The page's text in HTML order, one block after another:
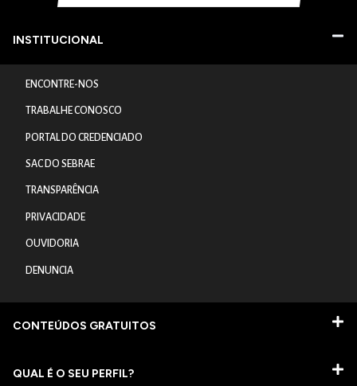
INSTITUCIONAL
ENCONTRE-NOS
TRABALHE CONOSCO
PORTAL DO CREDENCIADO
SAC DO SEBRAE
TRANSPARÊNCIA
PRIVACIDADE
OUVIDORIA
DENUNCIA
CONTEÚDOS GRATUITOS
QUAL É O SEU PERFIL?